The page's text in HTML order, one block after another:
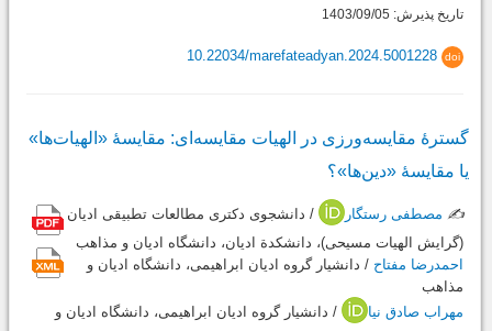
تاریخ پذیرش: 1403/09/05
doi
10.22034/marefateadyan.2024.5001228
گسترۀ مقایسه‌ورزی در الهیات مقایسه‌ای: مقایسۀ «الهیات‌ها»
یا مقایسۀ «دین‌ها»؟
✍️ مصطفی رستگار
/ دانشجوی دکتری مطالعات تطبیقی ادیان
(گرایش الهیات مسیحی)، دانشکدة ادیان، دانشگاه ادیان و مذاهب
احمدرضا مفتاح / دانشیار گروه ادیان ابراهیمی، دانشگاه ادیان و
مذاهب
مهراب صادق نیا
/ دانشیار گروه ادیان ابراهیمی، دانشگاه ادیان و